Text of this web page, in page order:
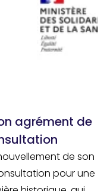
agrément de
de son
pour une